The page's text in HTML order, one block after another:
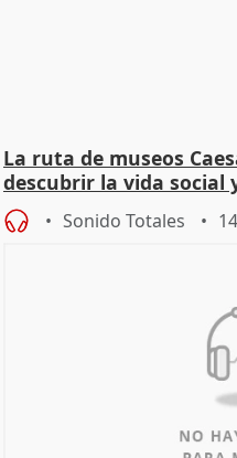
La ruta de museos
descubrir la vida social
Zaragoza ro
Sonido Totales